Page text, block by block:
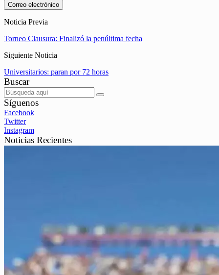
Correo electrónico
Noticia Previa
Torneo Clausura: Finalizó la penúltima fecha
Siguiente Noticia
Universitarios: paran por 72 horas
Buscar
Síguenos
Facebook
Twitter
Instagram
Noticias Recientes